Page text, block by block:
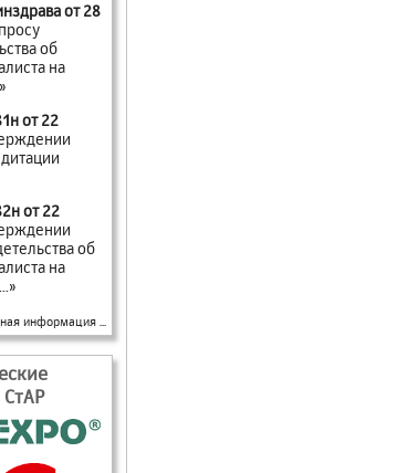
от 28
об
на
от 22
от 22
об
на
информация ...